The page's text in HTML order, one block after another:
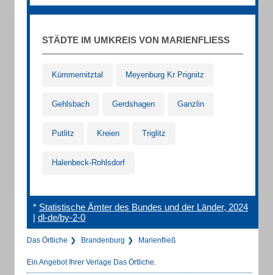
STÄDTE IM UMKREIS VON MARIENFLIESS
Kümmernitztal Meyenburg Kr Prignitz
Gehlsbach Gerdshagen Ganzlin
Putlitz Kreien Triglitz
Halenbeck-Rohlsdorf
* Statistische Ämter des Bundes und der Länder, 2024
| dl-de/by-2-0
Das Örtliche Brandenburg Marienfließ
Ein Angebot Ihrer Verlage Das Örtliche.